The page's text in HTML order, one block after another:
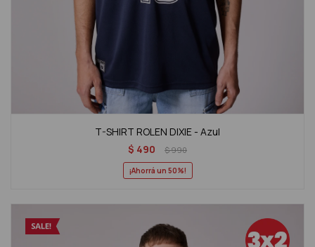
T-SHIRT ROLEN DIXIE - Azul
$ 490 $990
50